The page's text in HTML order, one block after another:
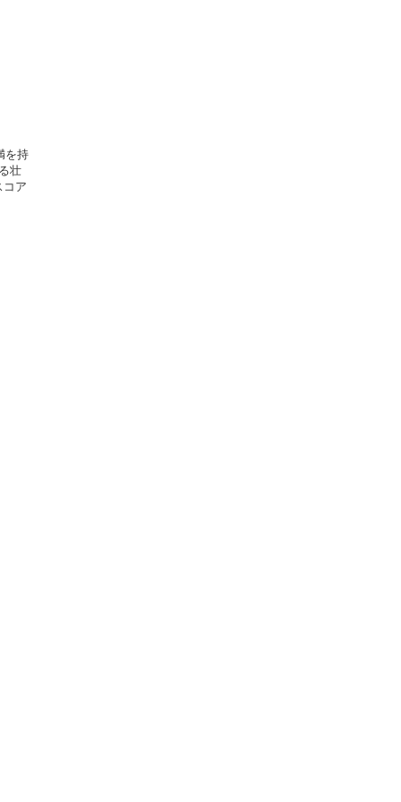
を持
壮
コア